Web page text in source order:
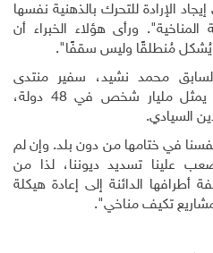
الإرادة للتحرك بالذهنية نفسها
ورأى هؤلاء الخبراء أن
يُشكل مُنطلقًا وليس سقفًا".
محمد نشيد، سفير منتدى
"كلايمت فالنربل فورام" الذي يمثل مليار شخص في 48 دولة،
السيادي.
في ختامها من دون بلد. وإن لم
علينا تسديد ديوننا، لذا من
أطرافها الدائنة إلى إعادة هيكلة
تكيف مناخي".